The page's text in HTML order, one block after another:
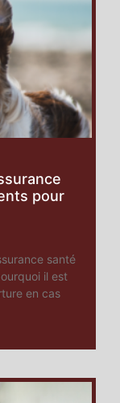
pour
santé
il est
en cas